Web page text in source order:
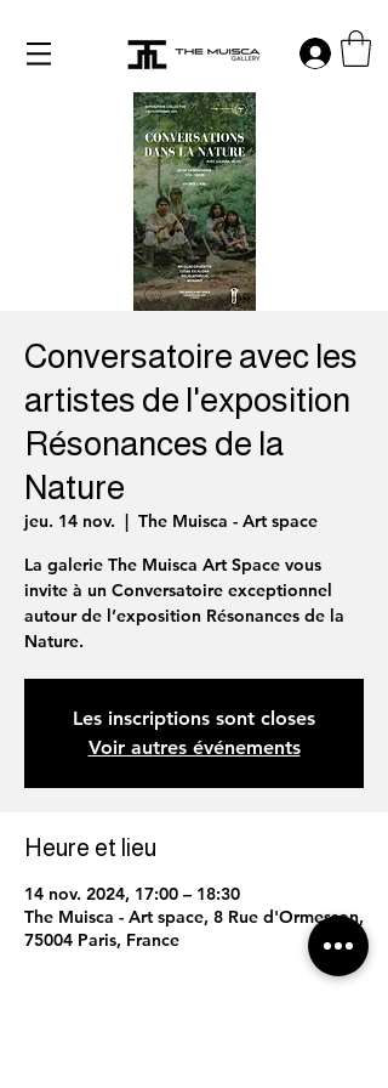
Log in
Conversatoire avec les
artistes de l'exposition
Résonances de la
Nature
jeu. 14 nov.
  |
The Muisca - Art space
La galerie The Muisca Art Space vous
invite à un Conversatoire exceptionnel
autour de l’exposition Résonances de la
Nature.
Les inscriptions sont closes
Voir autres événements
Heure et lieu
14 nov. 2024, 17:00 – 18:30
The Muisca - Art space, 8 Rue d'Ormesson,
75004 Paris, France